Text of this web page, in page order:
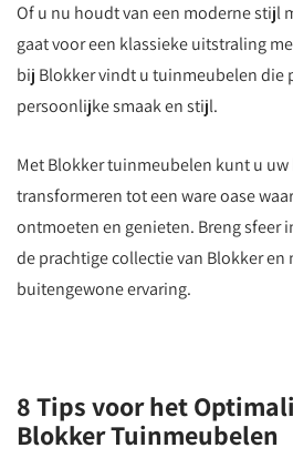
Of u nu houdt van een moderne stijl
gaat voor een klassieke uitstraling
bij Blokker vindt u tuinmeubelen die
persoonlijke smaak en stijl.
Met Blokker tuinmeubelen kunt u
transformeren tot een ware oase
ontmoeten en genieten. Breng sfeer
de prachtige collectie van Blokker en
buitengewone ervaring.
8 Tips voor het
Blokker Tuinmeubelen